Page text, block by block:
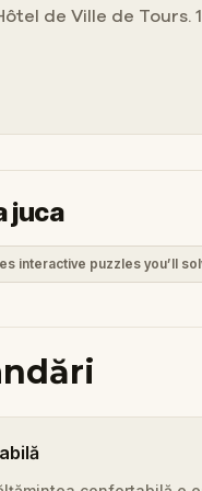
de Ville de Tours.
juca
interactive puzzles you’ll